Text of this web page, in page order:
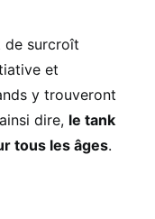
de surcroît
et
y trouveront
dire, le tank
tous les âges.